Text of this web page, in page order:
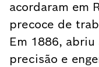
acordaram em
precoce de
Em 1886,
precisão e